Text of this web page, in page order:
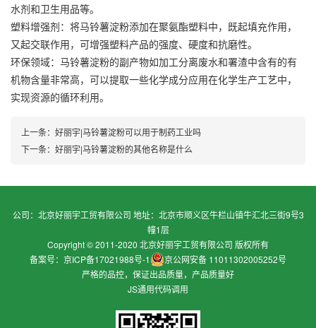
水剂和卫生用品等。
塑料增强剂：将马铃薯淀粉添加在聚氨酯塑料中，既起填充作用，
又起交联作用，可增强塑料产品的强度、硬度和抗磨性。
环保领域：马铃薯淀粉的副产物如加工分离废水和署渣中含有的有
机物含量非常高，可以提取一些化学成分应用在化学生产工艺中，
实现资源的循环利用。
上一条： 好丽宇|马铃薯淀粉可以用于制药工业吗
下一条： 好丽宇|马铃薯淀粉的其他名称是什么
公司：北京好丽宇工贸有限公司 地址：北京市顺义区牛栏山镇牛汇北三街9号3
幢1层
Copyright © 2011-2020 北京好丽宇工贸有限公司 版权所有
备案号：京ICP备17021988号-1
京公网安备 11011302005252号
严格的品控，保证出品质量，产品质量好
JS通用代码调用